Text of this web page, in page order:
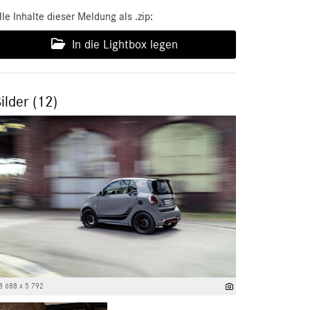
Inhalte dieser Meldung als .zip:
In die Lightbox legen
(12)
688 x 5 792